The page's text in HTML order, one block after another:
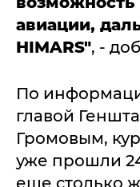
авиации,
HIMARS", -
По
главой
Громовым,
уже прошли
еще столько